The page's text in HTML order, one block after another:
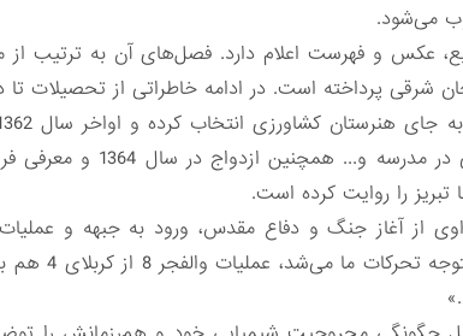
می‌شود.
منابع، عکس و فهرست اعلام دارد. فصل‌های آن به
شرقی پرداخته است. در ادامه خاطراتی از تحصیلات
راوی از انقلاب و
را روایت کرده است.
اطلاعات